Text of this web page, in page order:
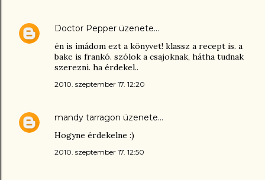
Doctor Pepper üzenete…
én is imádom ezt a könyvet! klassz a recept is. a
bake is frankó. szólok a csajoknak, hátha tudnak
szerezni. ha érdekel..
2010. szeptember 17. 12:20
mandy tarragon üzenete…
Hogyne érdekelne :)
2010. szeptember 17. 12:50